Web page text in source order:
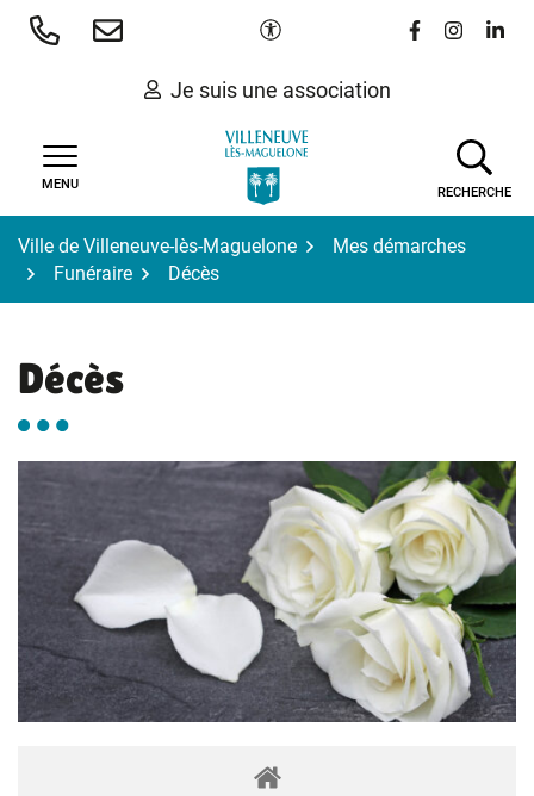
Aller
Paramètres d'accessibilité
Lien vers le
Lien vers
Lien
Je suis une association
MENU
RECHERCHE
Ville de Villeneuve-lès-Maguelone
Mes démarches
Funéraire
Décès
Décès